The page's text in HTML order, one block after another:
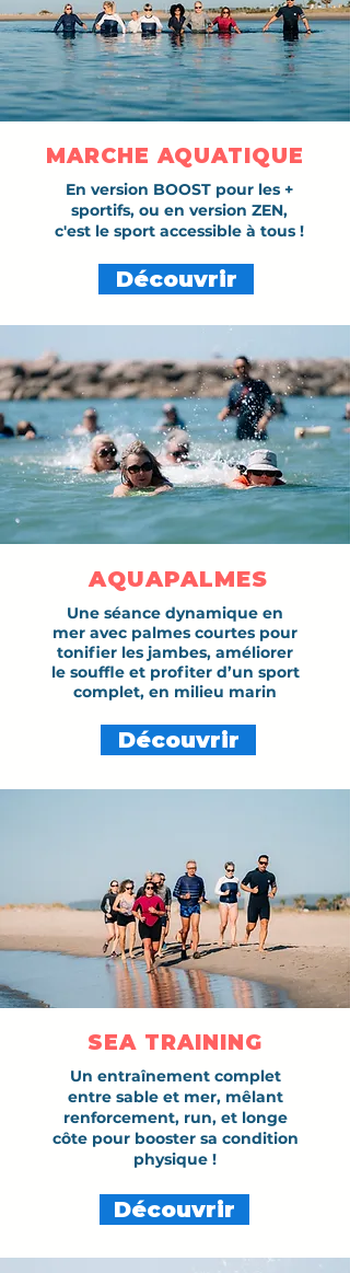
MARCHE AQUATIQUE
En version BOOST pour les +
sportifs, ou en version ZEN,
c'est le sport accessible à tous !
Découvrir
AQUAPALMES
Une séance dynamique en
mer avec palmes courtes pour
tonifier les jambes, améliorer
le souffle et profiter d’un sport
complet, en milieu marin
Découvrir
SEA TRAINING
Un entraînement complet
entre sable et mer, mêlant
renforcement, run, et longe
côte pour booster sa condition
physique !
Découvrir